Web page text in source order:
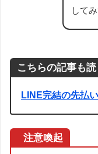
して
こちらの記事も
LINE完結の先払
注意喚起